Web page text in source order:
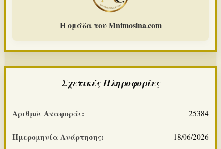
Η ομάδα του Mnimosina.com
Σχετικές Πληροφορίες
Αριθμός Αναφοράς: 25384
Ημερομηνία Ανάρτησης: 18/06/2026